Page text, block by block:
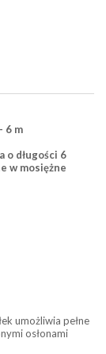
6 m
o długości 6
w mosiężne
umożliwia pełne
osłonami